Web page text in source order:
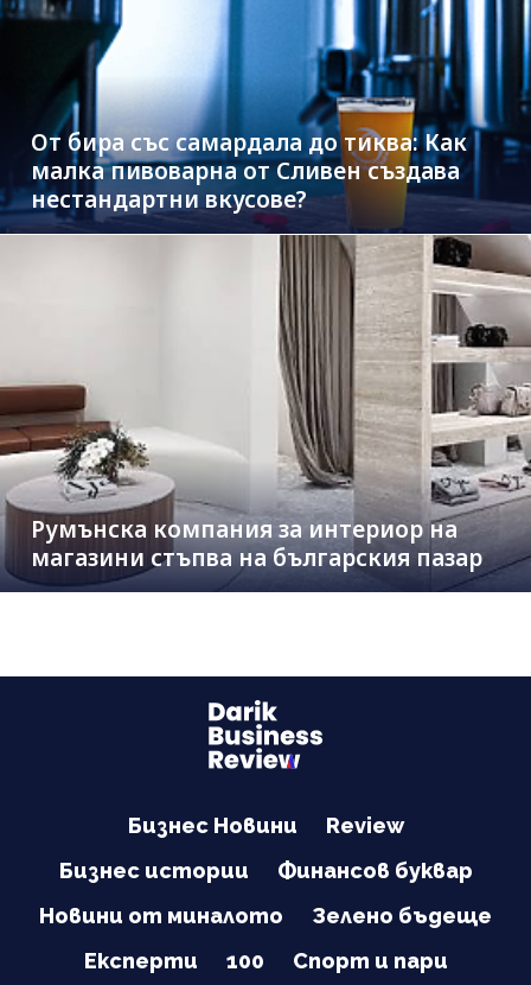
От бира със самардала до тиква: Как
малка пивоварна от Сливен създава
нестандартни вкусове?
Румънска компания за интериор на
магазини стъпва на българския пазар
Бизнес Новини
Review
Бизнес истории
Финансов буквар
Новини от миналото
Зелено бъдеще
Експерти
100 Спорт и пари